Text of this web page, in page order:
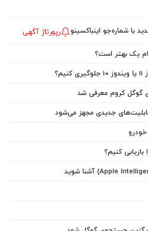
با شماره‌جو اینباکسینو رپورتاژ آگهی
جدیدی مجهز می‌شود
کنیم؟